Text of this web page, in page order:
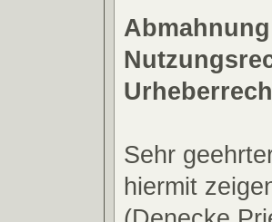
Sehr
hiermit